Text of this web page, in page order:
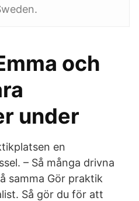
och
under
en
– Så många drivna
samma Gör praktik
Så gör du för att